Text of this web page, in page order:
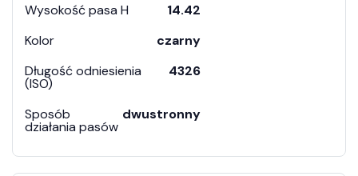
Wysokość pasa H
14.42
Kolor
czarny
Długość odniesienia
(ISO)
4326
Sposób
działania pasów
dwustronny